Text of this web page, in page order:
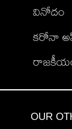
వినోదం
కరోనా
OUR